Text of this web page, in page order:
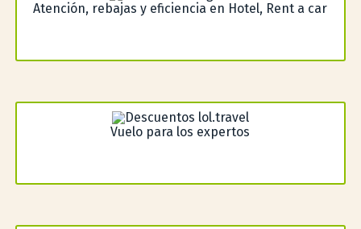
Atención, rebajas y eficiencia en Hotel, Rent a car
Vuelo para los expertos